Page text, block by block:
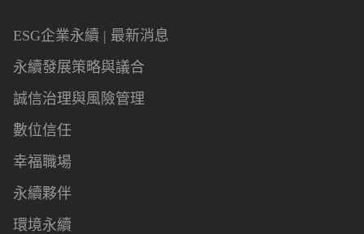
ESG企業永續 | 最新消息
永續發展策略與議合
誠信治理與風險管理
數位信任
幸福職場
永續夥伴
環境永續